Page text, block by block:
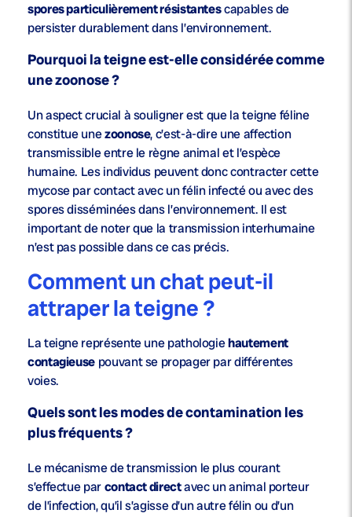
spores particulièrement résistantescapables de
persister durablement dans l’environnement.
Pourquoi la teigne est-elle considérée comme
une zoonose ?
Un aspect crucial à souligner est que la teigne féline
constitue unezoonose, c’est-à-dire une affection
transmissible entre le règne animal et l’espèce
humaine. Les individus peuvent donc contracter cette
mycose par contact avec un félin infecté ou avec des
spores disséminées dans l’environnement. Il est
important de noter que la transmission interhumaine
n’est pas possible dans ce cas précis.
Comment un chat peut-il
attraper la teigne ?
La teigne représente une pathologiehautement
contagieuse pouvant se propager par différentes
voies.
Quels sont les modes de contamination les
plus fréquents ?
Le mécanisme de transmission le plus courant
s’effectue parcontact directavec un animal porteur
de l’infection, qu’il s’agisse d’un autre félin ou d’un